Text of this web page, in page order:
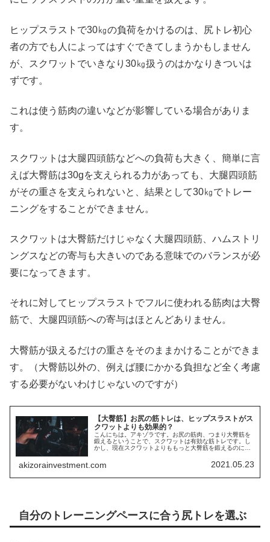
ヒップスラストで30㎏の負荷をかけるのは、尻トレ初心
者の方でも人によってはすぐできてしまうかもしません
が、スクワットでいきなり30㎏扱うのはかなりきついは
ずです。
これは使う筋肉の違いなどが影響している場合がありま
す。
スクワットは大腿四頭筋などへの負荷も大きく、簡単に言
えば大臀筋は30gを支えられる力があっても、大腿四頭筋
がその重さを支えられないと、結果として30㎏でトレー
ニングをすることができません。
スクワットは大臀筋だけじゃなく大腿四頭筋、ハムストリ
ングスなどの寄与も大きいのである意味でのバランスが必
要になってきます。
それに対してヒップスラストでフルに使われる筋肉は大臀
筋で、大腿四頭筋への寄与はほとんどありません。
大臀筋が扱えるだけの重さをそのままかけることができま
す。（大臀筋以外の、例えば腰にかかる負担など全く考慮
する必要がないわけじゃないのですが）
【大臀筋】お尻の筋トレは、ヒップスラストがス
クワットよりも効果的？
こんにちは。アキゾラです。お尻の筋肉、つまり大臀筋を
鍛えるということで、スクワットは有効な筋トレです。し
かし、現在スクワットよりももっと大臀筋を鍛えるのに有
akizorainvestment.com 2021.05.23
自分のトレーニングペースに合う尻トレを選ぶ